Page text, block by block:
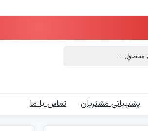
پشتیبانی مشتریان تماس با ما